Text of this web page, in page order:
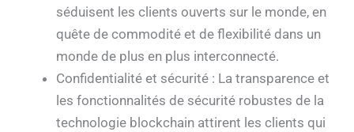
séduisent les clients ouverts sur le monde, en
quête de commodité et de flexibilité dans un
monde de plus en plus interconnecté.
Confidentialité et sécurité : La transparence et
les fonctionnalités de sécurité robustes de la
technologie blockchain attirent les clients qui